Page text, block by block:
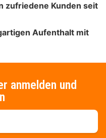
zufriedene Kunden seit
Aufenthalt mit
anmelden und